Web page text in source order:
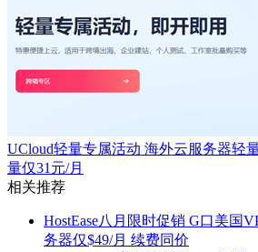
UCloud轻量专属活动 海外云服务器轻
量仅31元/月
相关推荐
HostEase八月限时促销 G口美国
务器仅$49/月 续费同价